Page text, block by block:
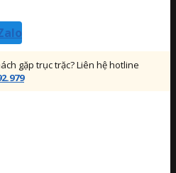
gặp trục trặc? Liên hệ hotline